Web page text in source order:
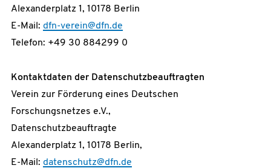
Alexanderplatz 1, 10178 Berlin
E-Mail: dfn-verein@dfn.de
Telefon: +49 30 884299 0
Kontaktdaten der Datenschutzbeauftragten
Verein zur Förderung eines Deutschen
Forschungsnetzes e.V.,
Datenschutzbeauftragte
Alexanderplatz 1, 10178 Berlin,
E-Mail: datenschutz@dfn.de